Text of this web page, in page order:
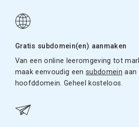
Gratis subdomein(en) aanmaken
Van een online leeromgeving tot
maak eenvoudig eensubdomein aan
hoofddomein. Geheel kosteloos.